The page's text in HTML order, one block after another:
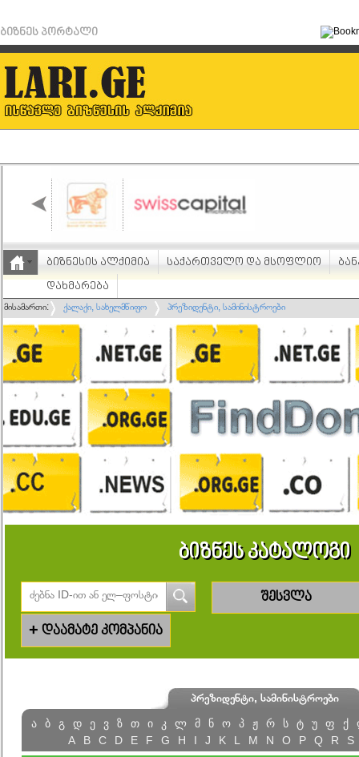
ბიზნეს პორტალი
ბიზნესის ალქიმია საქართველო და მსოფლიო
დახმარება
მისამართი: ქალაქი, სახელმწიფო პრეზიდენტი, სამინისტროები
ბიზნეს კატალოგი
შესვლა
+ დაამატე კომპანია
პრეზიდენტი, სამინისტროები
ა
ბ გ დ ე ვ ზ თ ი კ ლ მ ნ ო პ ჟ რ ს ტ უ ფ ქ
A
B C D E F G H I J K L M N O P Q R S